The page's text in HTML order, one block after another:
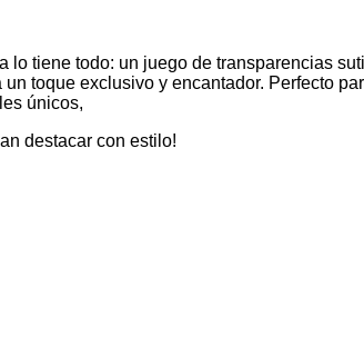
lo tiene todo: un juego de transparencias
toque exclusivo y encantador. Perfecto
únicos,
destacar con estilo!